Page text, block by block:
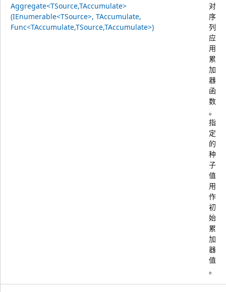
Aggregate<TSource,TAccumulate>
(IEnumerable<TSource>, TAccumulate,
Func<TAccumulate,TSource,TAccumulate>)
对
序
列
应
用
累
加
器
函
数
。
指
定
的
种
子
值
用
作
初
始
累
加
器
值
。